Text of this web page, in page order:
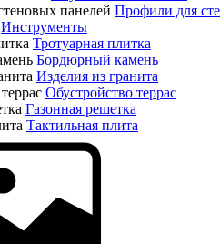
Профили для
Инструменты
Тротуарная плитка
Бордюрный камень
Изделия из гранита
Обустройство террас
Газонная решетка
Тактильная плита